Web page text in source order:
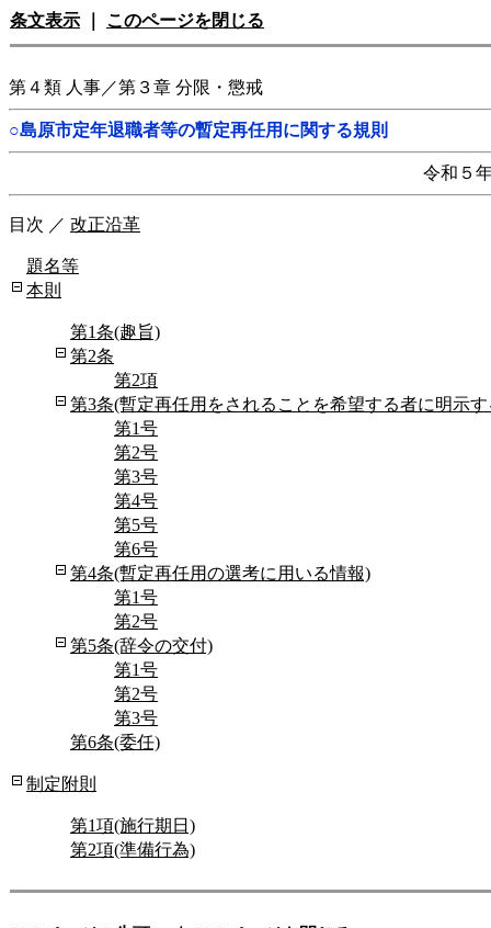
条文表示 このページを閉じる
第４類 人事／第３章 分限・懲戒
○島原市定年退職者等の暫定再任用に関する規則
令和５
目次 ／ 改正沿革
題名等
本則
第1条(趣旨)
第2条
第2項
第3条(暫定再任用をされることを希望する者に明示
第1号
第2号
第3号
第4号
第5号
第6号
第4条(暫定再任用の選考に用いる情報)
第1号
第2号
第5条(辞令の交付)
第1号
第2号
第3号
第6条(委任)
制定附則
第1項(施行期日)
第2項(準備行為)